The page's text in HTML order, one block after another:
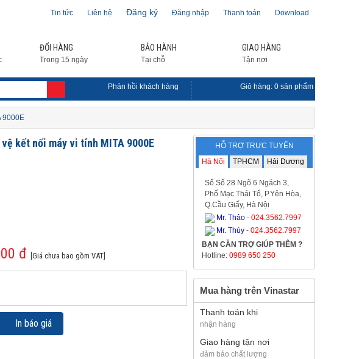
Tin tức Liên hệ Đăng ký Đăng nhập Thanh toán Download
ĐỔI HÀNG
Trong 15 ngày
BẢO HÀNH
Tại chỗ
GIAO HÀNG
Tận nơi
Phản hồi khách hàng Giỏ hàng: 0 sản phẩm
9000E
kết nối máy vi tính MITA 9000E
đ [Giá chưa bao gồm VAT]
In báo giá
HỖ TRỢ TRỰC TUYẾN
Hà Nội
TPHCM Hải Dương
Số Số 28 Ngõ 6 Ngách 3,
Phố Mạc Thái Tổ, P.Yên Hòa,
Q.Cầu Giấy, Hà Nội
Mr. Thảo - 024.3562.7997
Mr. Thùy - 024.3562.7997
BẠN CẦN TRỢ GIÚP THÊM ?
Hotline: 0989 650 250
Mua hàng trên Vinastar
Thanh toán khi
nhận hàng
Giao hàng tận nơi
đảm bảo chất lượng